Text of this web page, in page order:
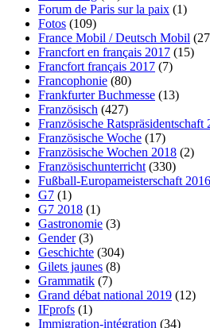
Forum de Paris sur la paix (1)
Fotos (109)
France Mobil / Deutsch Mobil
Francfort en français 2017 (15)
Francfort français 2017 (7)
Francophonie (80)
Frankfurter Buchmesse (13)
Französisch (427)
Französische Ratspräsidentschaft
Französische Woche (17)
Französische Wochen 2018 (2)
Französischunterricht (330)
Fußball-Europameisterschaft 2016
G7 (1)
G7 2018 (1)
Gastronomie (3)
Gender(3)
Geschichte (304)
Gilets jaunes (8)
Grammatik (7)
Grand débat national 2019 (12)
IFprofs (1)
Immigration-intégration (34)